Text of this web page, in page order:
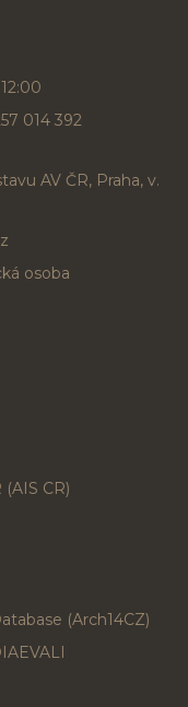
014 392
AV ČR, Praha, v.
osoba
CR)
(Arch14CZ)